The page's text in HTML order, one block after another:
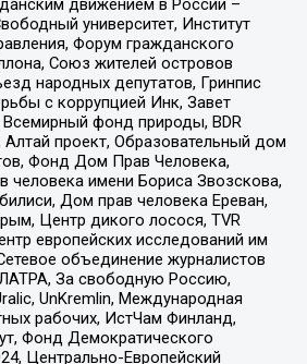
университет, Институт
Форум гражданского
Союз жителей островов
народных депутатов, Гринпис
с коррупцией Инк, Завет
Всемирный фонд природы, BDR
Алтай проект, Образовательный дом
Фонд Дом Прав Человека,
человека имени Бориса Звозскова,
Дом прав человека Ереван,
Центр дикого лосося, TVR
европейских исследований им
объединение журналистов
За свободную Россию,
UnKremlin, Международная
рабочих, ИстЧам Финланд,
Фонд Демократического
Центрально-Европейский